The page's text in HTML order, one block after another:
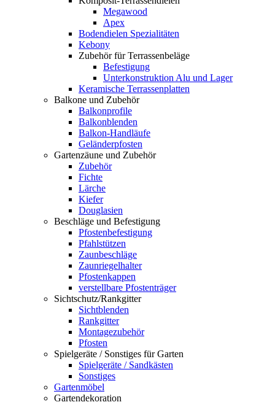
Megawood
Apex
Bodendielen Spezialitäten
Kebony
Zubehör für Terrassenbeläge
Befestigung
Unterkonstruktion Alu und Lager
Keramische Terrassenplatten
Balkone und Zubehör
Balkonprofile
Balkonblenden
Balkon-Handläufe
Geländerpfosten
Gartenzäune und Zubehör
Zubehör
Fichte
Lärche
Kiefer
Douglasien
Beschläge und Befestigung
Pfostenbefestigung
Pfahlstützen
Zaunbeschläge
Zaunriegelhalter
Pfostenkappen
verstellbare Pfostenträger
Sichtschutz/Rankgitter
Sichtblenden
Rankgitter
Montagezubehör
Pfosten
Spielgeräte / Sonstiges für Garten
Spielgeräte / Sandkästen
Sonstiges
Gartenmöbel
Gartendekoration